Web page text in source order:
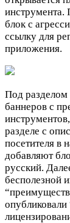
инструмента.
блок с
ссылку для
приложения.
Под разделом
баннеров с
разделе с
посетителя в
добавляют
русский.
бесполезной
опубликовали